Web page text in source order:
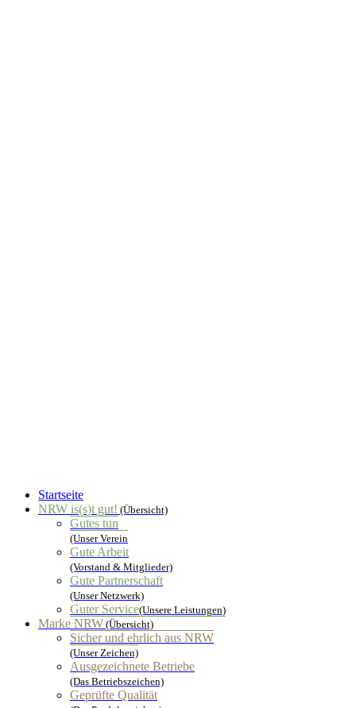
Startseite
NRW is(s)t gut! (Übersicht)
Gutes tun
(Unser Verein
Gute Arbeit
(Vorstand & Mitglieder)
Gute Partnerschaft
(Unser Netzwerk)
Guter Service(Unsere Leistungen)
Marke NRW (Übersicht)
Sicher und ehrlich aus NRW
(Unser Zeichen)
Ausgezeichnete Betriebe
(Das Betriebszeichen)
Geprüfte Qualität